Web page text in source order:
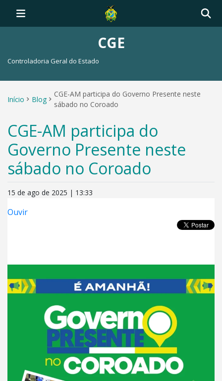
CGE
Controladoria Geral do Estado
Início Blog
CGE-AM participa do Governo Presente neste
sábado no Coroado
CGE-AM participa do
Governo Presente neste
sábado no Coroado
15 de ago de 2025 | 13:33
Ouvir